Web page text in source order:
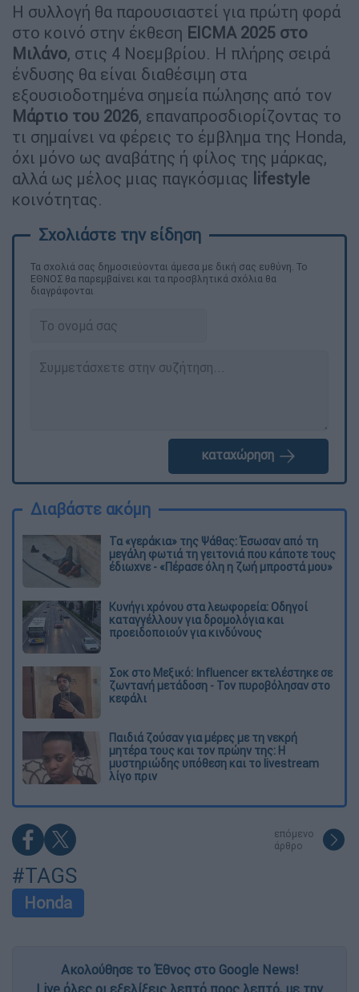
Η συλλογή θα παρουσιαστεί για πρώτη φορά
στο κοινό στην έκθεση EICMA 2025 στο
Μιλάνο, στις 4 Νοεμβρίου. Η πλήρης σειρά
ένδυσης θα είναι διαθέσιμη στα
εξουσιοδοτημένα σημεία πώλησης από τον
Μάρτιο του 2026, επαναπροσδιορίζοντας το
τι σημαίνει να φέρεις το έμβλημα της Honda,
όχι μόνο ως αναβάτης ή φίλος της μάρκας,
αλλά ως μέλος μιας παγκόσμιας lifestyle
κοινότητας.
Τα σχολιά σας δημοσιεύονται άμεσα με δική σας ευθύνη. Το
ΕΘΝΟΣ θα παρεμβαίνει και τα προσβλητικά σχόλια θα
διαγράφονται
καταχώρηση
Διαβάστε ακόμη
Τα «γεράκια» της Ψάθας: Έσωσαν από τη
μεγάλη φωτιά τη γειτονιά που κάποτε τους
έδιωχνε - «Πέρασε όλη η ζωή μπροστά μου»
Κυνήγι χρόνου στα λεωφορεία: Οδηγοί
καταγγέλλουν για δρομολόγια και
προειδοποιούν για κινδύνους
Σοκ στο Μεξικό: Influencer εκτελέστηκε σε
ζωντανή μετάδοση - Τον πυροβόλησαν στο
κεφάλι
Παιδιά ζούσαν για μέρες με τη νεκρή
μητέρα τους και τον πρώην της: Η
μυστηριώδης υπόθεση και το livestream
λίγο πριν
επόμενο
άρθρο
#TAGS
Honda
Ακολούθησε το Έθνος στο Google News!